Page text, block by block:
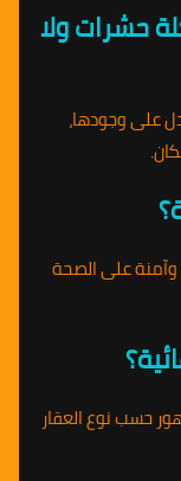
حشرات ولا
على وجودها،
على الصحة
معالجة وقائية كل 3-6 شهور حسب نوع العقار